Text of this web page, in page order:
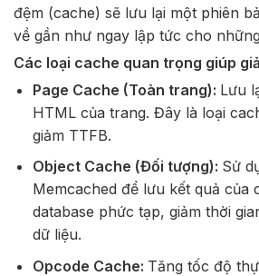
đệm (cache) sẽ lưu lại một phiên
về gần như ngay lập tức cho
Các loại cache quan trọng giúp
Page Cache (Toàn trang): Lưu
HTML của trang. Đây là loại
giảm TTFB.
Object Cache (Đối tượng): Sử
Memcached để lưu kết quả của
database phức tạp, giảm thời
dữ liệu.
Opcode Cache: Tăng tốc độ